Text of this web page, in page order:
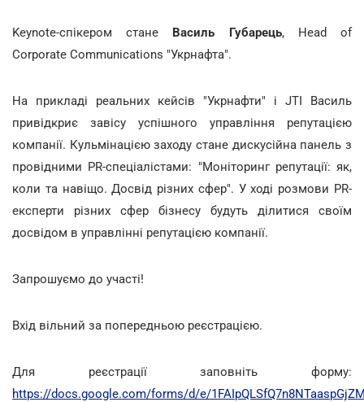
Keynote-спікером стане Василь Губарець, Head of
Corporate Communications "Укрнафта".
На прикладі реальних кейсів "Укрнафти" і JTI Василь
привідкриє завісу успішного управління репутацією
компанії. Кульмінацією заходу стане дискусійна панель з
провідними PR-спеціалістами: "Моніторинг репутації: як,
коли та навіщо. Досвід різних сфер". У ході розмови PR-
експерти різних сфер бізнесу будуть ділитися своїм
досвідом в управлінні репутацією компанії.
Запрошуємо до участі!
Вхід вільний за попередньою реєстрацією.
Для реєстрації заповніть форму:
https://docs.google.com/forms/d/e/